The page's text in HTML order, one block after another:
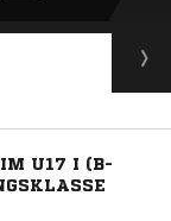
U17 I (B-